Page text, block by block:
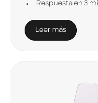
Respuesta en 3
Leer más